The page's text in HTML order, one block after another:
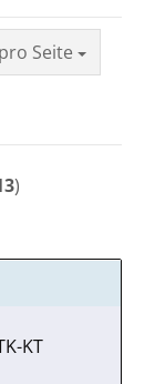
Seite
Seite
)
KT